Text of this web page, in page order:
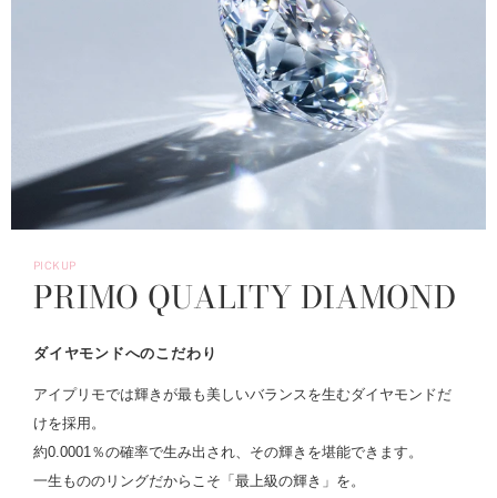
PICKUP
PRIMO QUALITY DIAMOND
ダイヤモンドへのこだわり
アイプリモでは輝きが最も美しいバランスを生むダイヤモンドだ
けを採用。
約0.0001％の確率で生み出され、その輝きを堪能できます。
一生もののリングだからこそ「最上級の輝き」を。